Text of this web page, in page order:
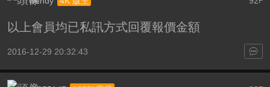
以上會員均已私訊方式回覆報價金額
2016-12-29 20:32:43